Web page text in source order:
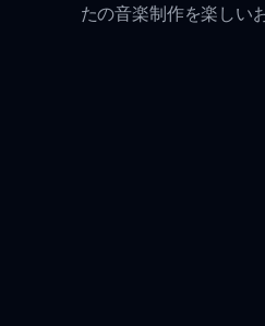
たの音楽制作を楽しい